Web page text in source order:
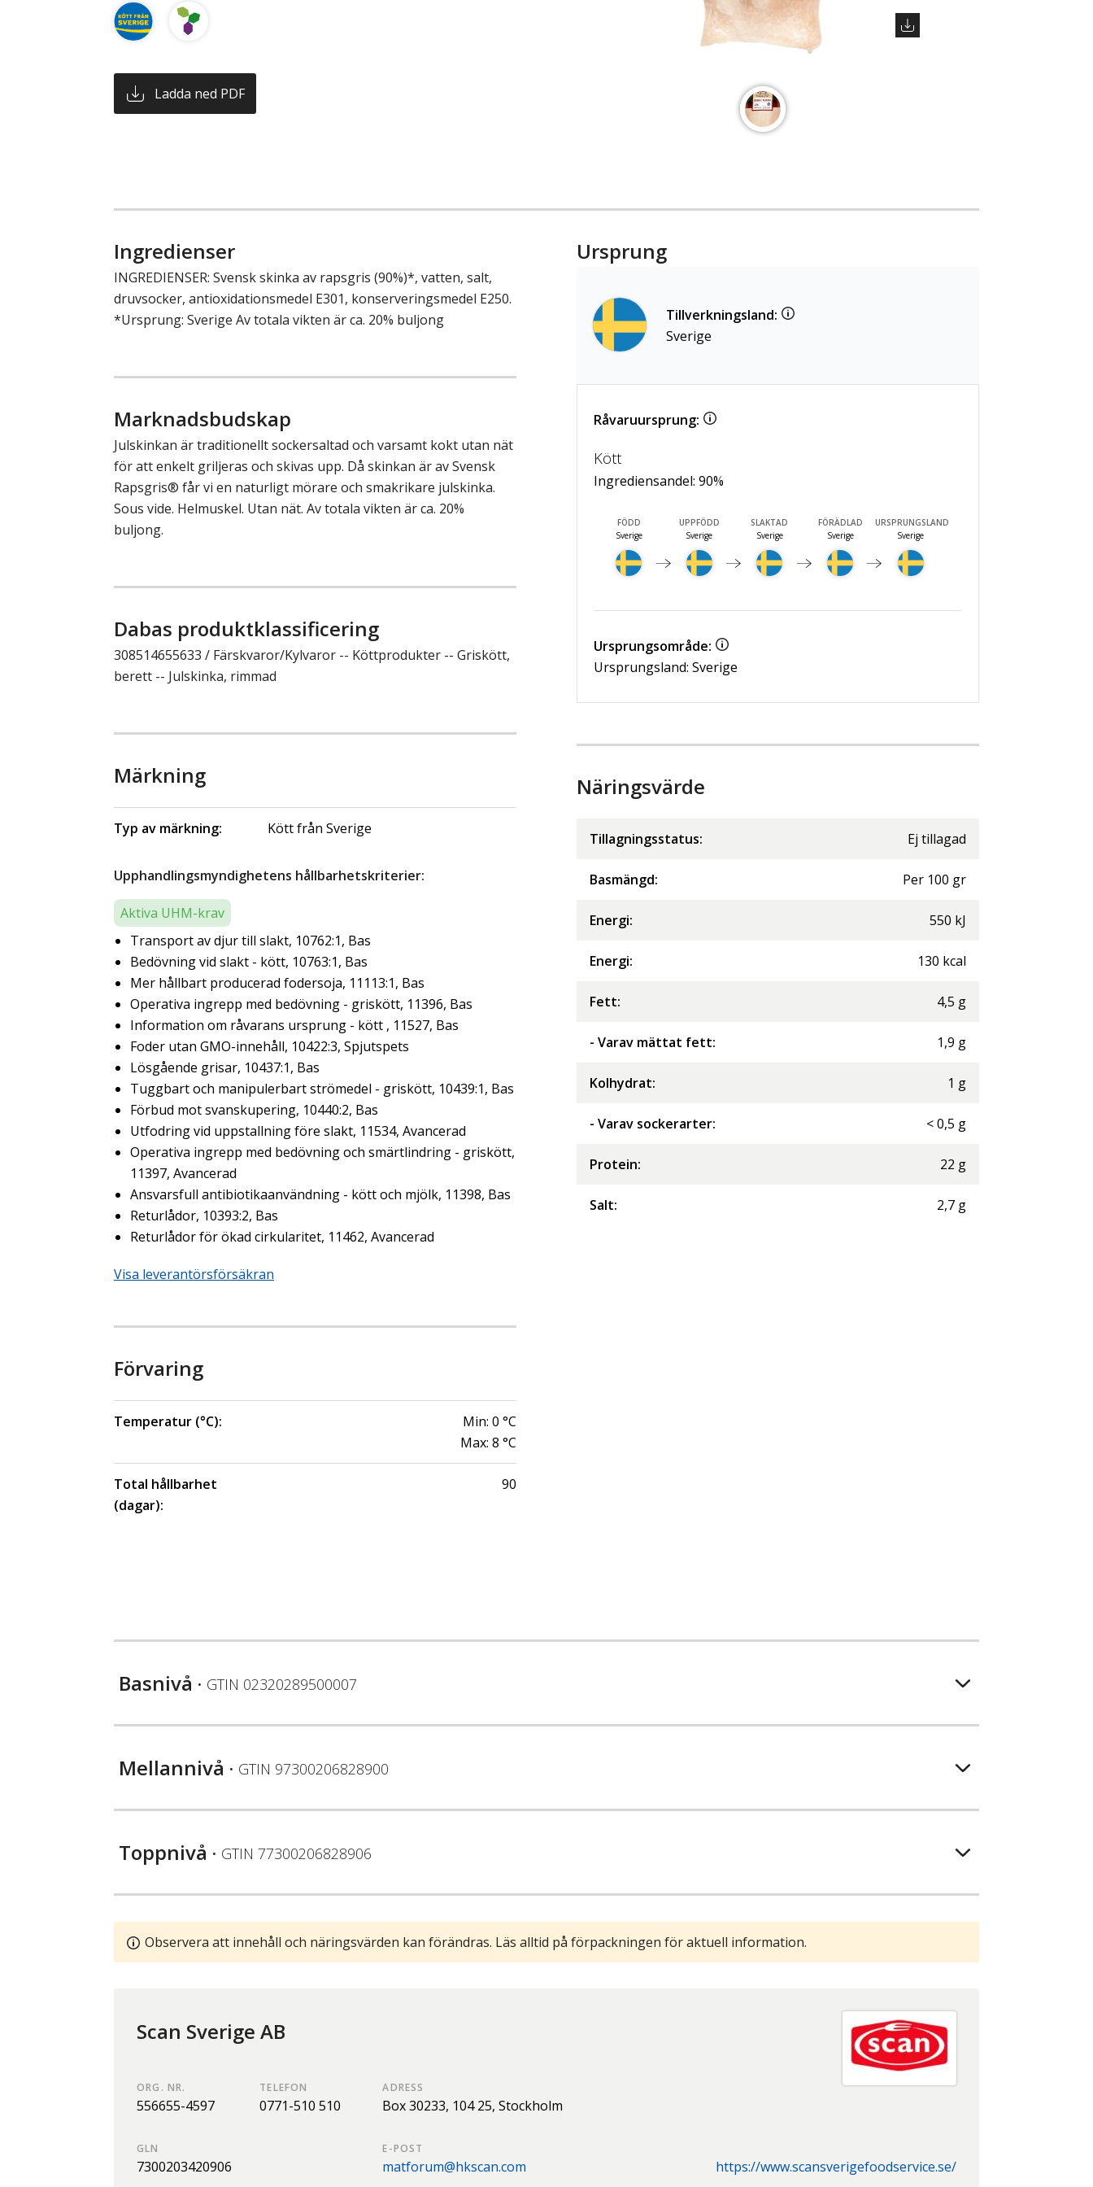
Ladda ned PDF
Ingredienser
INGREDIENSER: Svensk skinka av rapsgris (90%)*, vatten, salt,
druvsocker, antioxidationsmedel E301, konserveringsmedel E250.
*Ursprung: Sverige Av totala vikten är ca. 20% buljong
Marknadsbudskap
Julskinkan är traditionellt sockersaltad och varsamt kokt utan nät
för att enkelt griljeras och skivas upp. Då skinkan är av Svensk
Rapsgris® får vi en naturligt mörare och smakrikare julskinka.
Sous vide. Helmuskel. Utan nät. Av totala vikten är ca. 20%
buljong.
Dabas produktklassificering
308514655633 / Färskvaror/Kylvaror -- Köttprodukter -- Griskött,
berett -- Julskinka, rimmad
Märkning
Typ av märkning: Kött från Sverige
Upphandlingsmyndighetens hållbarhetskriterier:
Aktiva UHM-krav
Transport av djur till slakt, 10762:1, Bas
Bedövning vid slakt - kött, 10763:1, Bas
Mer hållbart producerad fodersoja, 11113:1, Bas
Operativa ingrepp med bedövning - griskött, 11396, Bas
Information om råvarans ursprung - kött , 11527, Bas
Foder utan GMO-innehåll, 10422:3, Spjutspets
Lösgående grisar, 10437:1, Bas
Tuggbart och manipulerbart strömedel - griskött, 10439:1, Bas
Förbud mot svanskupering, 10440:2, Bas
Utfodring vid uppstallning före slakt, 11534, Avancerad
Operativa ingrepp med bedövning och smärtlindring - griskött,
11397, Avancerad
Ansvarsfull antibiotikaanvändning - kött och mjölk, 11398, Bas
Returlådor, 10393:2, Bas
Returlådor för ökad cirkularitet, 11462, Avancerad
Visa leverantörsförsäkran
Förvaring
Temperatur (°C): Min: 0 °C
Max: 8 °C
Total hållbarhet
(dagar):
90
Ursprung
Tillverkningsland:
Sverige
Råvaruursprung:
Kött
Ingrediensandel: 90%
FÖDD
Sverige
UPPFÖDD
Sverige
SLAKTAD
Sverige
FÖRÄDLAD
Sverige
URSPRUNGSLAND
Sverige
Ursprungsområde:
Ursprungsland: Sverige
Näringsvärde
Tillagningsstatus: Ej tillagad
Basmängd: Per 100 gr
Energi: 550 kJ
Energi: 130 kcal
Fett: 4,5 g
- Varav mättat fett: 1,9 g
Kolhydrat: 1 g
- Varav sockerarter: <0,5 g
Protein: 22 g
Salt: 2,7 g
Basnivå • GTIN 02320289500007
Mellannivå • GTIN 97300206828900
Toppnivå • GTIN 77300206828906
Observera att innehåll och näringsvärden kan förändras. Läs alltid på förpackningen för aktuell information.
Scan Sverige AB
ORG. NR.
556655-4597
GLN
7300203420906
TELEFON
0771-510 510
ADRESS
Box 30233, 104 25,Stockholm
E-POST
matforum@hkscan.com https://www.scansverigefoodservice.se/